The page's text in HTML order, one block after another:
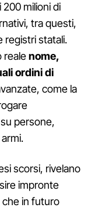
milioni di
tra questi,
registri statali.
realenome,
ordini di
come la
persone,
scorsi, rivelano
impronte
che in futuro